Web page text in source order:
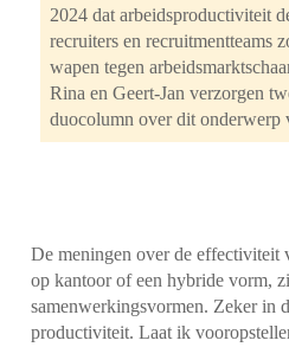
2024 dat arbeidsproductiviteit
recruiters en recruitmentteams
wapen tegen
Rina en Geert-Jan verzorgen
duocolumn over dit
De meningen over de effectiviteit
op kantoor of een hybride vorm,
samenwerkingsvormen. Zeker in
productiviteit. Laat ik